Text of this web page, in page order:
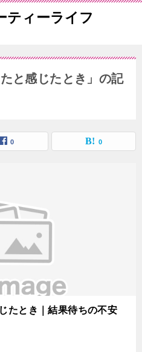
ティーライフ
と感じたとき」の記
0 0
たとき｜結果待ちの不安